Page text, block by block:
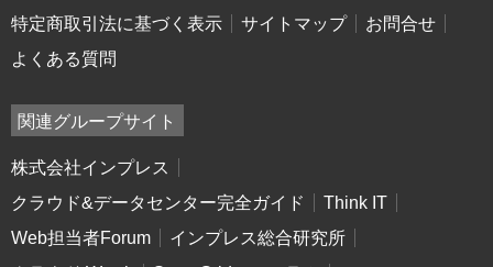
特定商取引法に基づく表示
サイトマップ
お問合せ
よくある質問
関連グループサイト
株式会社インプレス
クラウド&データセンター完全ガイド
Think IT
Web担当者Forum
インプレス総合研究所